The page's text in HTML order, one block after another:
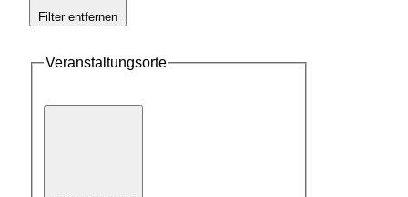
Filter entfernen
Veranstaltungsorte